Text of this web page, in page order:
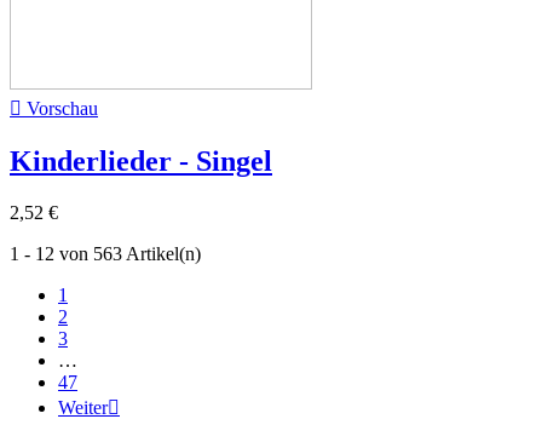
 Vorschau
Kinderlieder - Singel
2,52 €
1 - 12 von 563 Artikel(n)
1
2
3
…
47
Weiter